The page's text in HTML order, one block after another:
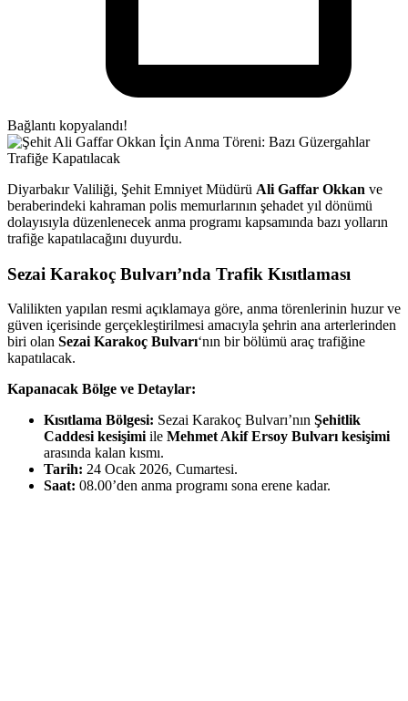
Bağlantı kopyalandı!
Diyarbakır Valiliği, Şehit Emniyet Müdürü Ali Gaffar Okkan ve
beraberindeki kahraman polis memurlarının şehadet yıl dönümü
dolayısıyla düzenlenecek anma programı kapsamında bazı yolların
trafiğe kapatılacağını duyurdu.
Sezai Karakoç Bulvarı’nda Trafik Kısıtlaması
Valilikten yapılan resmi açıklamaya göre, anma törenlerinin huzur ve
güven içerisinde gerçekleştirilmesi amacıyla şehrin ana arterlerinden
biri olan Sezai Karakoç Bulvarı‘nın bir bölümü araç trafiğine
kapatılacak.
Kapanacak Bölge ve Detaylar:
Kısıtlama Bölgesi: Sezai Karakoç Bulvarı’nın Şehitlik
Caddesi kesişimi ile Mehmet Akif Ersoy Bulvarı kesişimi
arasında kalan kısmı.
Tarih: 24 Ocak 2026, Cumartesi.
Saat: 08.00’den anma programı sona erene kadar.